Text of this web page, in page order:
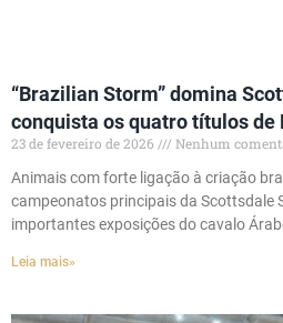
“Brazilian Storm” domina
conquista os quatro títulos de
23 de fevereiro de 2026
Nenhum
Animais com forte ligação à criação
campeonatos principais da Scottsdale
importantes exposições do cavalo
Leia mais»